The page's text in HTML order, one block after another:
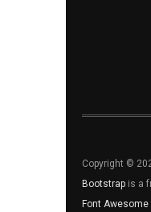
Copyright ©
Bootstrap is a
Font Awesome